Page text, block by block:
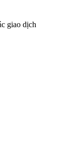
giao dịch